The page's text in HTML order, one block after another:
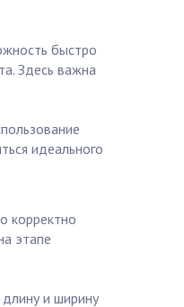
быстро
Здесь важна
идеального
корректно
этапе
и ширину